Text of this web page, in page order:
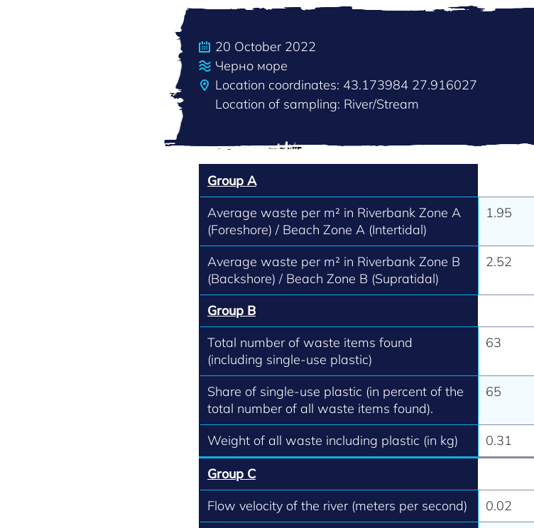
20 October 2022
Черно море
Location coordinates: 43.173984 27.916027
Location of sampling: River/Stream
Group A
Average waste per m² in Riverbank Zone A
(Foreshore) / Beach Zone A (Intertidal)
1.95
Average waste per m² in Riverbank Zone B
(Backshore) / Beach Zone B (Supratidal)
2.52
Group B
Total number of waste items found
(including single-use plastic)
63
Share of single-use plastic (in percent of the
total number of all waste items found).
65
Weight of all waste including plastic (in kg) 0.31
Group C
Flow velocity of the river (meters per second)
0.02